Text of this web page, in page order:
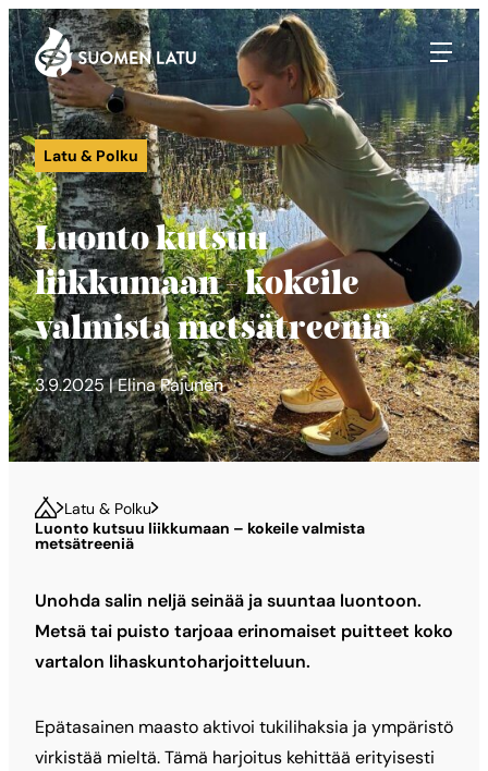
Siirry
suoraan
sisältöön
Suomen Latu
Latu & Polku
Luonto kutsuu
liikkumaan – kokeile
valmista metsätreeniä
3.9.2025 | Elina Pajunen
Latu & Polku
Luonto kutsuu liikkumaan – kokeile valmista
metsätreeniä
Unohda salin neljä seinää ja suuntaa luontoon.
Metsä tai puisto tarjoaa erinomaiset puitteet koko
vartalon lihaskuntoharjoitteluun.
Epätasainen maasto aktivoi tukilihaksia ja ympäristö
virkistää mieltä. Tämä harjoitus kehittää erityisesti